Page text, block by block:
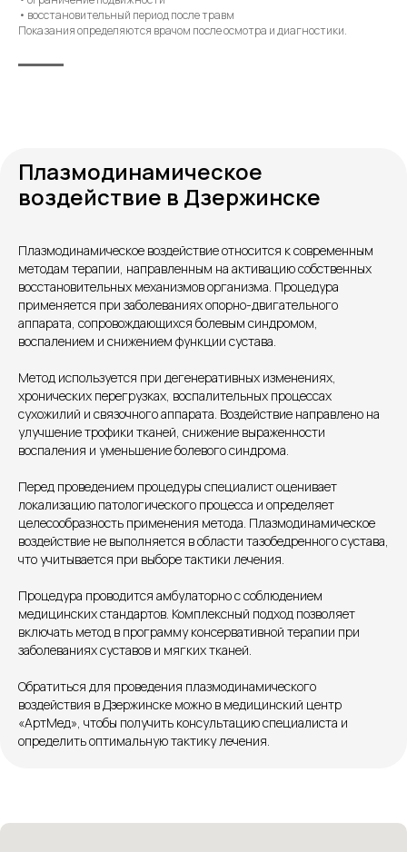
• восстановительный период после травм
Показания определяются врачом после осмотра и диагностики.
Плазмодинамическое
воздействие в Дзержинске
Плазмодинамическое воздействие относится к современным
методам терапии, направленным на активацию собственных
восстановительных механизмов организма. Процедура
применяется при заболеваниях опорно-двигательного
аппарата, сопровождающихся болевым синдромом,
воспалением и снижением функции сустава.
Метод используется при дегенеративных изменениях,
хронических перегрузках, воспалительных процессах
сухожилий и связочного аппарата. Воздействие направлено на
улучшение трофики тканей, снижение выраженности
воспаления и уменьшение болевого синдрома.
Перед проведением процедуры специалист оценивает
локализацию патологического процесса и определяет
целесообразность применения метода. Плазмодинамическое
воздействие не выполняется в области тазобедренного сустава,
что учитывается при выборе тактики лечения.
Процедура проводится амбулаторно с соблюдением
медицинских стандартов. Комплексный подход позволяет
включать метод в программу консервативной терапии при
заболеваниях суставов и мягких тканей.
Обратиться для проведения плазмодинамического
воздействия в Дзержинске можно в медицинский центр
«АртМед», чтобы получить консультацию специалиста и
определить оптимальную тактику лечения.
Контакты
Пн.-пт. — с 08:00 до 20:00
Сб. — с 08:00 до 18:00
Вс. — с 08:00 до 15:00
Единый номер
Петрищева д.35.пом.3
Патоличева 21Д,П.1
На ремонте
Новый
Розыгрыши и актуальные новости
Подписывайся